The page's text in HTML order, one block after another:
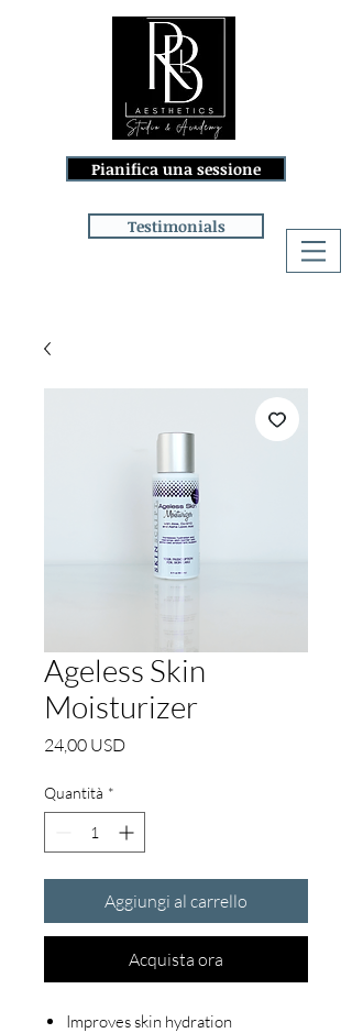
Pianifica una sessione
Testimonials
Ageless Skin
Moisturizer
24,00 USDPrezzo
Quantità *
Aggiungi al carrello
Acquista ora
Improves skin hydration